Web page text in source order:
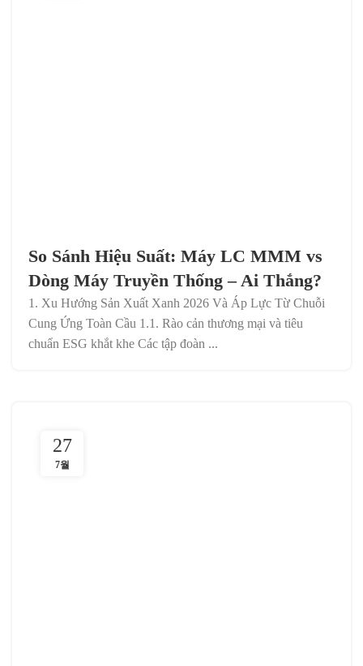
So Sánh Hiệu Suất: Máy LC MMM vs
Dòng Máy Truyền Thống – Ai Thắng?
1. Xu Hướng Sản Xuất Xanh 2026 Và Áp Lực Từ Chuỗi
Cung Ứng Toàn Cầu 1.1. Rào cản thương mại và tiêu
chuẩn ESG khắt khe Các tập đoàn ...
27
7월